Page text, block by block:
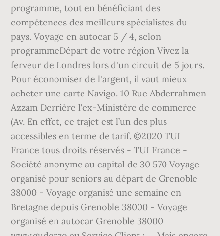
programme, tout en bénéficiant des
compétences des meilleurs spécialistes du
pays. Voyage en autocar 5 / 4, selon
programmeDépart de votre région Vivez la
ferveur de Londres lors d'un circuit de 5 jours.
Pour économiser de l'argent, il vaut mieux
acheter une carte Navigo. 10 Rue Abderrahmen
Azzam Derrière l'ex-Ministère de commerce
(Av. En effet, ce trajet est l’un des plus
accessibles en terme de tarif. ©2020 TUI
France tous droits réservés - TUI France -
Société anonyme au capital de 30 570 Voyage
organisé pour seniors au départ de Grenoble
38000 - Voyage organisé une semaine en
Bretagne depuis Grenoble 38000 - Voyage
organisé en autocar Grenoble 38000